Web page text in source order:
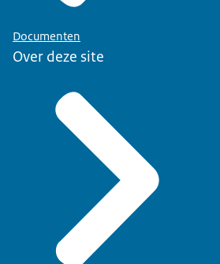
Documenten
Over deze site